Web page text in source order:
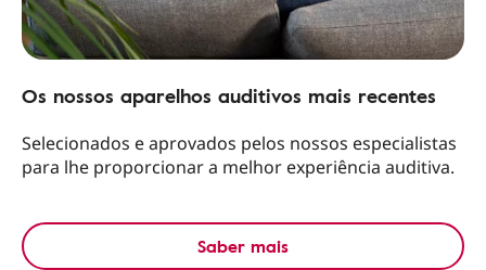
Os nossos aparelhos auditivos mais recentes
Selecionados e aprovados pelos nossos especialistas
para lhe proporcionar a melhor experiência auditiva.
Saber mais